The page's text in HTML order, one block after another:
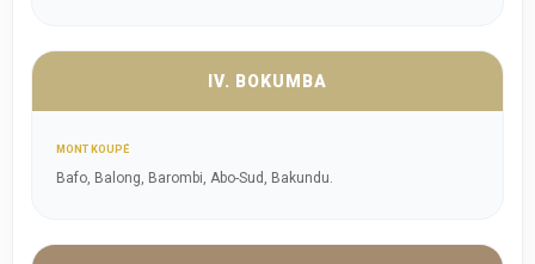
IV. BOKUMBA
MONT KOUPÉ
Bafo, Balong, Barombi, Abo-Sud, Bakundu.